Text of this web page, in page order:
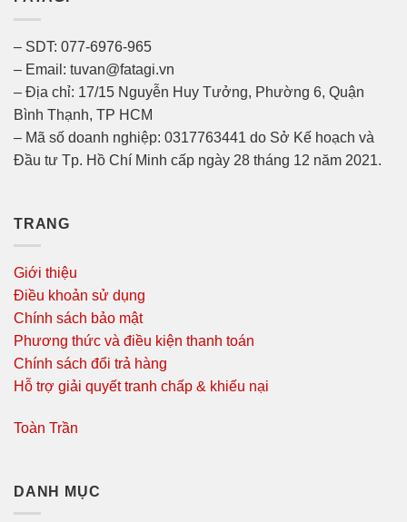
– SDT: 077-6976-965
– Email: tuvan@fatagi.vn
– Địa chỉ: 17/15 Nguyễn Huy Tưởng, Phường 6, Quận
Bình Thạnh, TP HCM
– Mã số doanh nghiệp: 0317763441 do Sở Kế hoạch và
Đầu tư Tp. Hồ Chí Minh cấp ngày 28 tháng 12 năm 2021.
TRANG
Giới thiệu
Điều khoản sử dụng
Chính sách bảo mật
Phương thức và điều kiện thanh toán
Chính sách đổi trả hàng
Hỗ trợ giải quyết tranh chấp & khiếu nại
Toàn Trần
DANH MỤC